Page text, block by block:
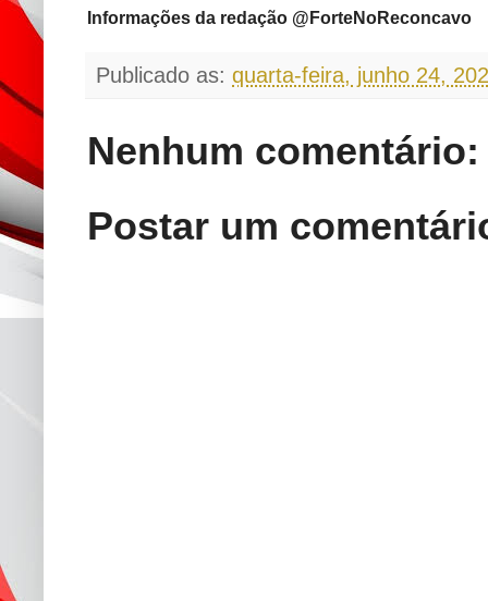
Informações da redação @ForteNoReconcavo
Publicado as: quarta-feira, junho 24,
Nenhum comentário:
Postar um